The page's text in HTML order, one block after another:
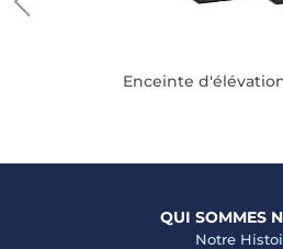
Enceinte d'élévation
QUI SOMMES
Notre